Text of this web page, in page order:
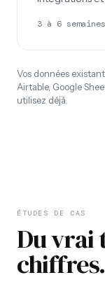
3 à 6
Vos données
Airtable, Google
utilisez déjà.
ÉTUDES DE CAS
Du vrai
chiffres.